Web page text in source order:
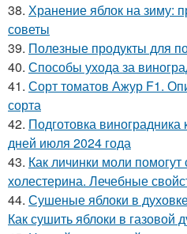
38. Хранение яблок на зиму:
советы
39. Полезные продукты для
40. Способы ухода за
41. Сорт томатов Ажур F1.
сорта
42. Подготовка виноградника
дней июля 2024 года
43. Как личинки моли помогут
холестерина. Лечебные
44. Сушеные яблоки в
Как сушить яблоки в газовой